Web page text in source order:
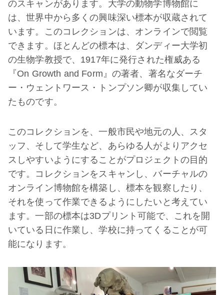
のスキャンがあります。大学の動物学博物館に
は、世界中から多くの興味深い標本が収蔵されて
います。このコレクションは、オンラインで閲覧
できます。ほとんどの標本は、ダンディー大学初
の生物学教授で、1917年に発行された権威ある
『On Growth and Form』の著者、著名なダーチ
ー・ウェントワース・トンプソン卿が収集してい
たものです。
このコレクションを、一般市民や地元の人、スタ
ッフ、そして学生など、あらゆる人がよりアクセ
スしやすいようにすることがプロジェクトの目的
です。コレクションをスキャンし、バーチャルの
オンライン博物館を構築し、標本を観察したり、
それを使って作業できるようにしたいと考えてい
ます。一部の標本は3Dプリント可能で、これを開
いている日に作業し、学校に持ってくることが可
能になります。